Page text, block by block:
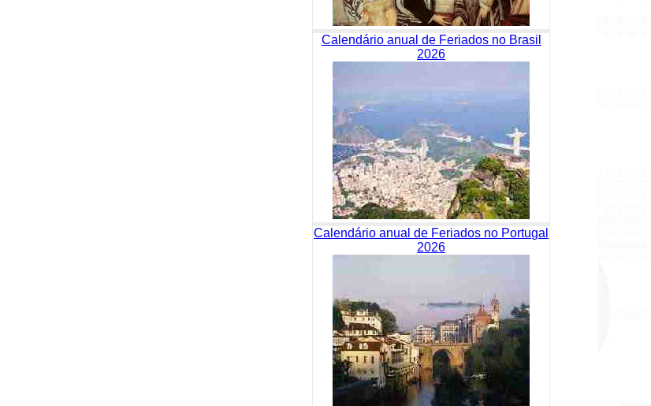
Calendário anual de Feriados no Brasil
2026
Calendário anual de Feriados no Portugal
2026